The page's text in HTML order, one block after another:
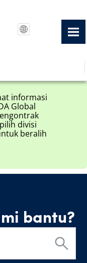
informasi
Global
divisi
beralih
bantu?